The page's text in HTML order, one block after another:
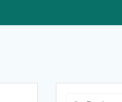
Recherche